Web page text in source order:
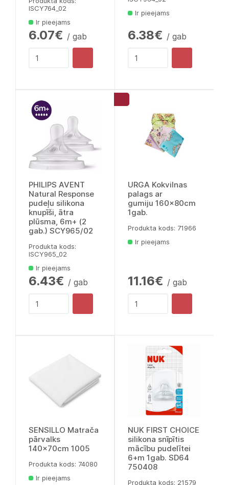
lSCY764_02
Ir pieejams
6.07€ / gab
Ir pieejams
6.38€ / gab
PHILIPS AVENT
Natural Response
pudeļu silikona
knupīši, ātra
plūsma, 6m+ (2
gab.) SCY965/02
Produkta kods:
lSCY965_02
Ir pieejams
6.43€ / gab
URGA Kokvilnas
palags ar
gumiju 160x80cm
1gab.
Produkta kods: 71966
Ir pieejams
11.16€ / gab
SENSILLO Matrača
pārvalks
140x70cm 1005
Produkta kods: 74080
Ir pieejams
NUK FIRST CHOICE
silikona snīpītis
mācību pudelītei
6+m 1gab. SD64
750408
Produkta kods: 21579